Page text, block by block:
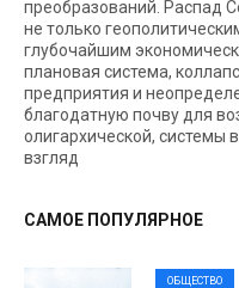
преобразований. Распад
не только
глубочайшим
плановая система,
предприятия и
благодатную почву для
олигархической, системы
взгляд
САМОЕ ПОПУЛЯРНОЕ
ОБЩЕСТВО